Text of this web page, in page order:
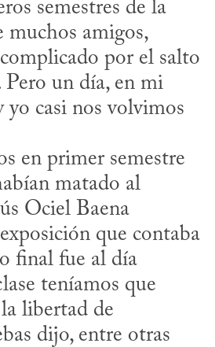
semestres de la
muchos amigos,
por el salto
Pero un día, en mi
yo casi nos volvimos
matado al
Ociel Baena
que contaba
final fue al día
teníamos que
libertad de
dijo, entre otras